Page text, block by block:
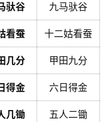
驮谷 九马驮谷
看蚕 十二姑看蚕
几分 甲田九分
得金 六日得金
几锄 五人二锄